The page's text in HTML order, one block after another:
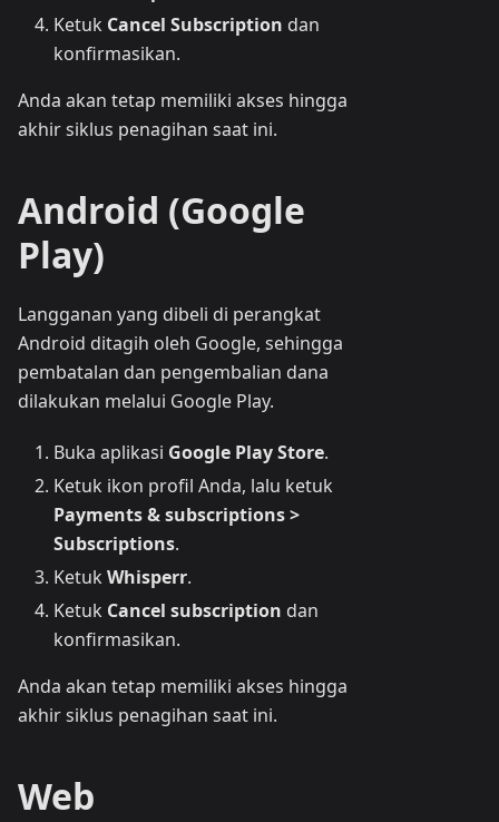
Ketuk Cancel Subscription dan
konfirmasikan.
Anda akan tetap memiliki akses hingga
akhir siklus penagihan saat ini.
Android (Google
Play)
Langganan yang dibeli di perangkat
Android ditagih oleh Google, sehingga
pembatalan dan pengembalian dana
dilakukan melalui Google Play.
Buka aplikasi Google Play Store.
Ketuk ikon profil Anda, lalu ketuk
Payments & subscriptions >
Subscriptions.
Ketuk Whisperr.
Ketuk Cancel subscription dan
konfirmasikan.
Anda akan tetap memiliki akses hingga
akhir siklus penagihan saat ini.
Web